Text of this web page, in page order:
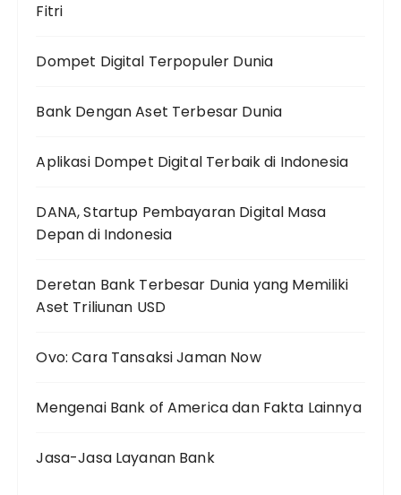
Fitri
Dompet Digital Terpopuler Dunia
Bank Dengan Aset Terbesar Dunia
Aplikasi Dompet Digital Terbaik di Indonesia
DANA, Startup Pembayaran Digital Masa
Depan di Indonesia
Deretan Bank Terbesar Dunia yang Memiliki
Aset Triliunan USD
Ovo: Cara Tansaksi Jaman Now
Mengenai Bank of America dan Fakta Lainnya
Jasa-Jasa Layanan Bank